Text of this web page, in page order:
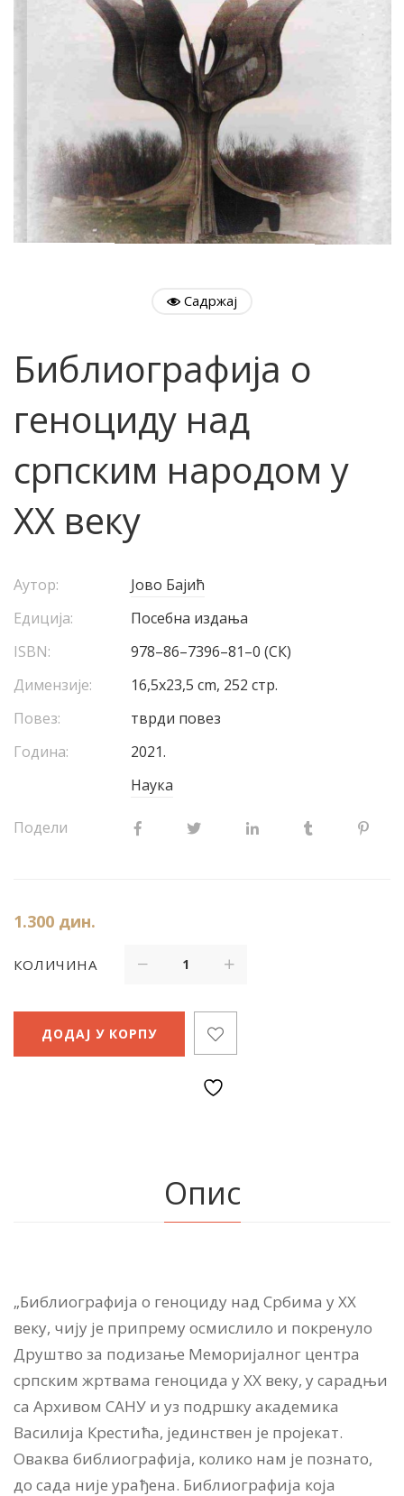
Садржај
Библиографија о
геноциду над
српским народом у
XX веку
Аутор:
Јово Бајић
Едиција:
Посебна издања
ISBN:
978–86–7396–81–0 (СК)
Димензије:
16,5х23,5 cm, 252 стр.
Повез:
тврди повез
Година:
2021.
Наука
Подели
1.300 дин.
КОЛИЧИНА
ДОДАЈ У КОРПУ
Опис
„Библиографија о геноциду над Србима у XX
веку, чију је припрему осмислило и покренуло
Друштво за подизање Меморијалног центра
српским жртвама геноцида у XX веку, у сарадњи
са Архивом САНУ и уз подршку академика
Василија Крестића, јединствен је пројекат.
Оваква библиографија, колико нам је познато,
до сада није урађена. Библиографија која